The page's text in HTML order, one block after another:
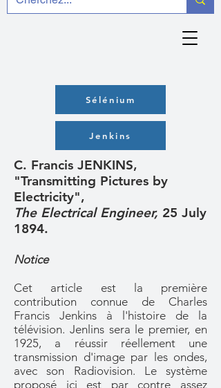
Sélénium
Jenkins
C. Francis JENKINS,
"Transmitting Pictures by
Electricity",
The Electrical Engineer, 25 July
1894.
Notice
Cet article est la première
contribution connue de Charles
Francis Jenkins à l'histoire de la
télévision. Jenlins sera le premier, en
1925, a réussir réellement une
transmission d'image par les ondes,
avec son Radiovision. Le système
proposé ici est par contre assez